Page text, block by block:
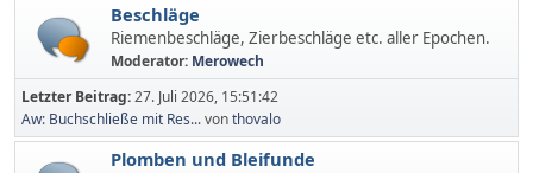
Beschläge
Riemenbeschläge, Zierbeschläge etc. aller Epochen.
Moderator: Merowech
Letzter Beitrag:27. Juli 2026, 15:51:42
Aw: Buchschließe mit Res...vonthovalo
Plomben und Bleifunde